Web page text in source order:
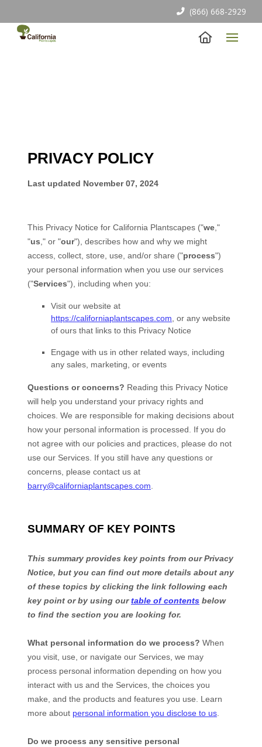
(866) 668-2929